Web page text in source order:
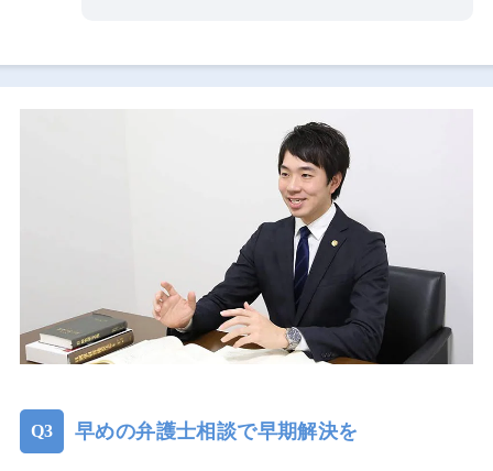
早めの弁護士相談で早期解決を